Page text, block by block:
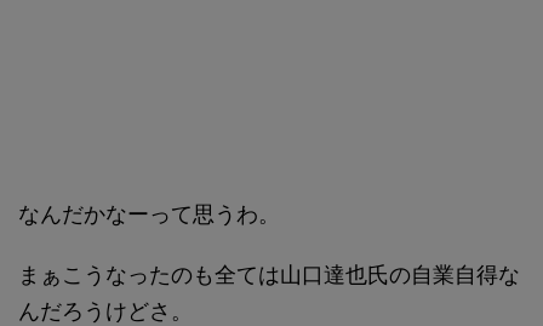
なんだかなーって思うわ。
まぁこうなったのも全ては山口達也氏の自業自得な
んだろうけどさ。